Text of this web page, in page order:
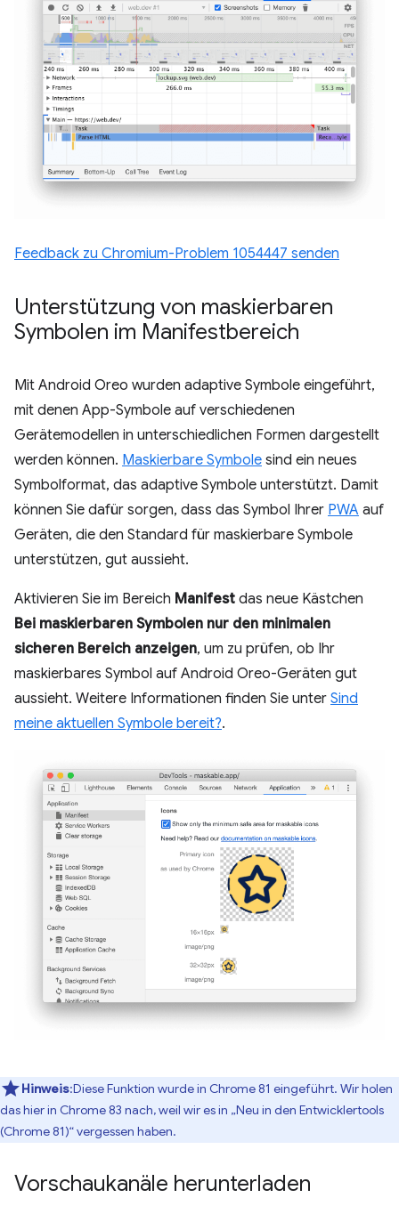
Feedback zu Chromium-Problem 1054447 senden
Unterstützung von maskierbaren
Symbolen im Manifestbereich
Mit Android Oreo wurden adaptive Symbole eingeführt,
mit denen App-Symbole auf verschiedenen
Gerätemodellen in unterschiedlichen Formen dargestellt
werden können. Maskierbare Symbole sind ein neues
Symbolformat, das adaptive Symbole unterstützt. Damit
können Sie dafür sorgen, dass das Symbol Ihrer PWA auf
Geräten, die den Standard für maskierbare Symbole
unterstützen, gut aussieht.
Aktivieren Sie im Bereich Manifest das neue Kästchen
Bei maskierbaren Symbolen nur den minimalen
sicheren Bereich anzeigen, um zu prüfen, ob Ihr
maskierbares Symbol auf Android Oreo-Geräten gut
aussieht. Weitere Informationen finden Sie unter Sind
meine aktuellen Symbole bereit?.
Hinweis:Diese Funktion wurde in Chrome 81 eingeführt. Wir holen
das hier in Chrome 83 nach, weil wir es in „Neu in den Entwicklertools
(Chrome 81)“ vergessen haben.
Vorschaukanäle herunterladen